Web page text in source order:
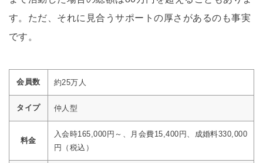
す。ただ、それに見合うサポートの厚さがあるのも事実
です。
会員数 約25万人
タイプ 仲人型
料金
入会時165,000円～、月会費15,400円、成婚料330,000
円（税込）